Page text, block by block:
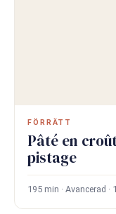
FÖRRÄTT
Pâté en
pistage
195 min · Avancerad ·